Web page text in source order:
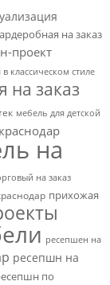
на заказ
проект
в классическом стиле
на заказ
мебель для детской
на
на заказ
прихожая
ресепшен на
ресепшн на
по